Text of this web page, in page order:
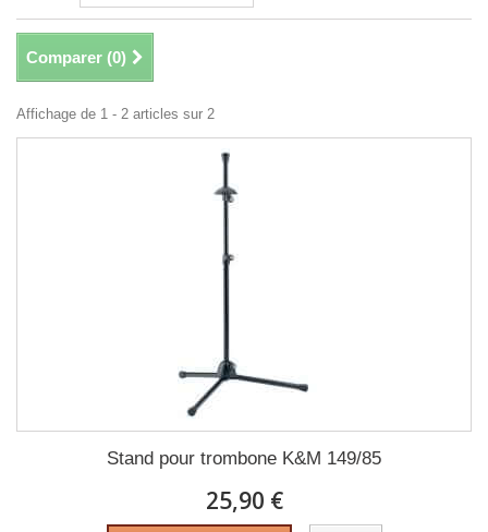
Comparer (0)
Affichage de 1 - 2 articles sur 2
Stand pour trombone K&M 149/85
25,90 €